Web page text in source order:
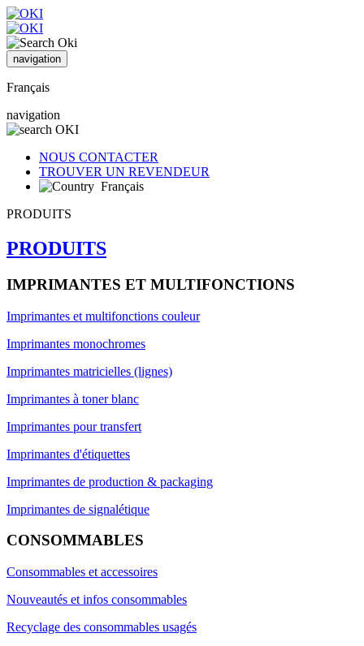
navigation
Français
navigation
NOUS CONTACTER
TROUVER UN REVENDEUR
Français
PRODUITS
PRODUITS
IMPRIMANTES ET MULTIFONCTIONS
Imprimantes et multifonctions couleur
Imprimantes monochromes
Imprimantes matricielles (lignes)
Imprimantes à toner blanc
Imprimantes pour transfert
Imprimantes d'étiquettes
Imprimantes de production & packaging
Imprimantes de signalétique
CONSOMMABLES
Consommables et accessoires
Nouveautés et infos consommables
Recyclage des consommables usagés